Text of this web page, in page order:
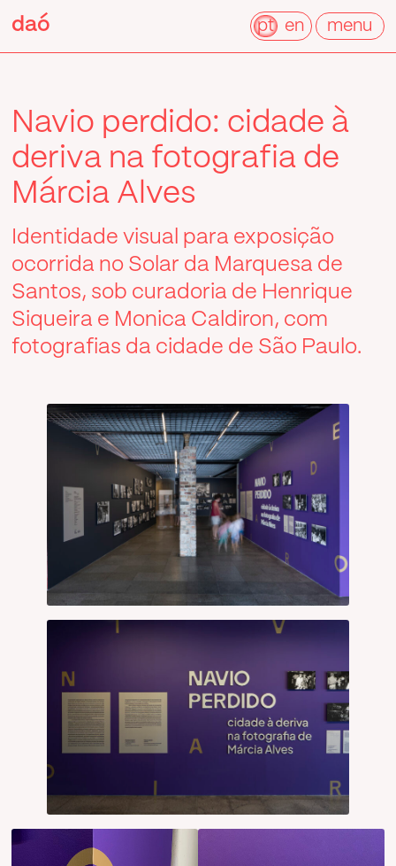
para
conteúdo
daó pt en menu
daó
Navio perdido: cidade à
deriva na fotografia de
Márcia Alves
Identidade visual para exposição
ocorrida no Solar da Marquesa de
Santos, sob curadoria de Henrique
Siqueira e Monica Caldiron, com
fotografias da cidade de São Paulo.